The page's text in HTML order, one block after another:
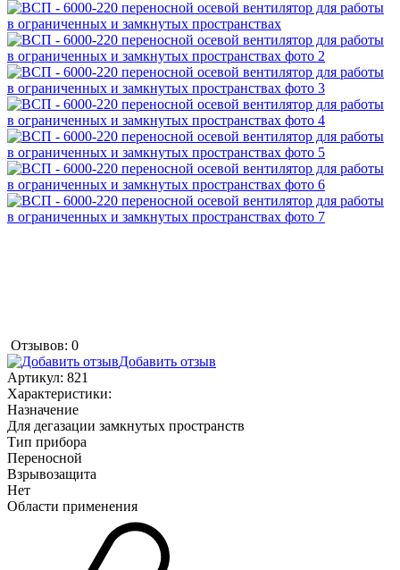
Отзывов: 0
Добавить отзыв
Артикул: 821
Характеристики:
Назначение
Для дегазации замкнутых пространств
Тип прибора
Переносной
Взрывозащита
Нет
Области применения